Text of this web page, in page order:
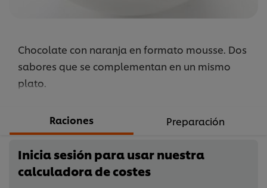
Chocolate con naranja en formato mousse. Dos
sabores que se complementan en un mismo
plato.
Raciones Preparación
Inicia sesión para usar nuestra
calculadora de costes